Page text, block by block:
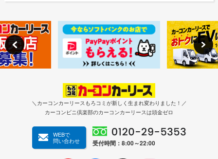
＼カーコンカーリースもろコミが新しく生まれ変わりました！／
カーコンビニ倶楽部のカーコンカーリースは頭金ゼロ
WEBで
問い合わせ
受付時間：8:00～22:00